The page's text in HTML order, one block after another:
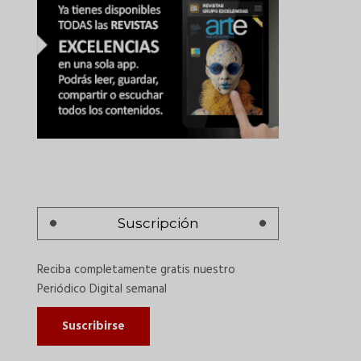
Suscripción
Reciba completamente gratis nuestro
Periódico Digital semanal
Suscribirse